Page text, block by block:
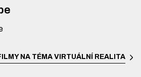
NA TÉMA VIRTUÁLNÍ REALITA